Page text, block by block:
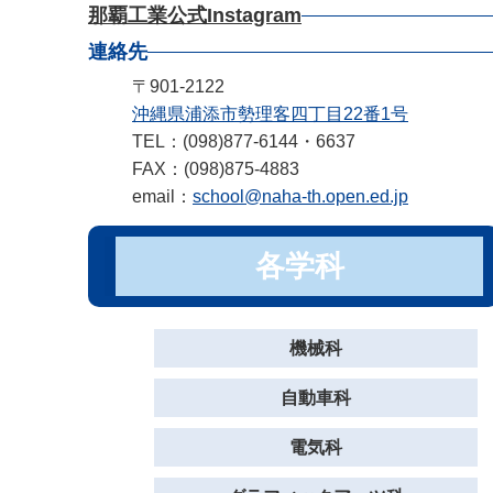
那覇工業公式Instagram
連絡先
〒901-2122
沖縄県浦添市勢理客四丁目22番1号
TEL：(098)877-6144・6637
FAX：(098)875-4883
email： school@naha-th.open.ed.jp
各学科
機械科
自動車科
電気科